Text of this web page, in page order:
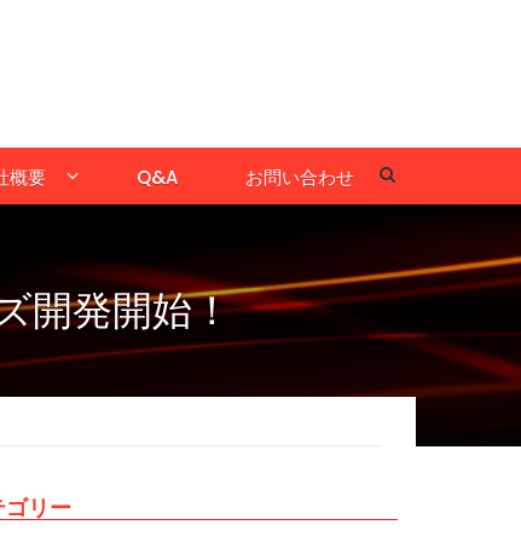
概要 Q&A お問い合わせ
開発開始！
ゴリー